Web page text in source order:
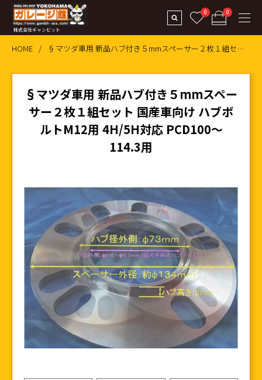
株式会社ギャンビット
0 0
HOME §マツダ車用 新品ハブ付き５mmスペーサー２枚１組セット 国産車向け ハブボルトM12用 4H/5H対応 PCD100～114.3用
§マツダ車用 新品ハブ付き５mmスペー
サー２枚１組セット 国産車向け ハブボ
ルトM12用 4H/5H対応 PCD100～
114.3用